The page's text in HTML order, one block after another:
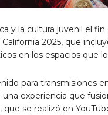
y la cultura juvenil el
2025, que
en los espacios que
para transmisiones
experiencia que
se realizó en